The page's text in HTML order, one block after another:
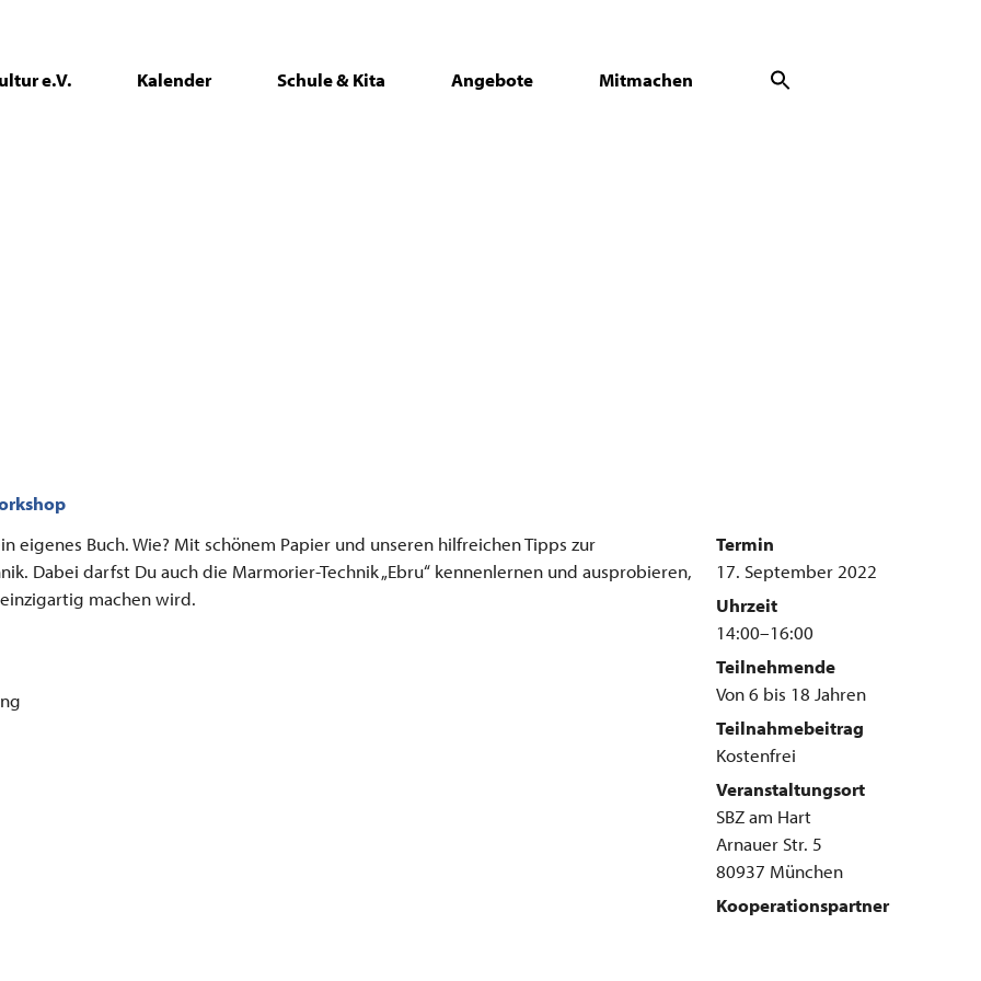
e.V. Kalender Schule & Kita Angebote Mitmachen
eigenes Buch. Wie? Mit schönem Papier und unseren hilfreichen Tipps zur
Dabei darfst Du auch die Marmorier-Technik „Ebru“ kennenlernen und ausprobieren,
machen wird.
Termin
17. September 2022
Uhrzeit
14:00–16:00
Teilnehmende
Von 6 bis 18 Jahren
Teilnahmebeitrag
Kostenfrei
Veranstaltungsort
SBZ am Hart
Arnauer Str. 5
80937 München
Kooperationspartner